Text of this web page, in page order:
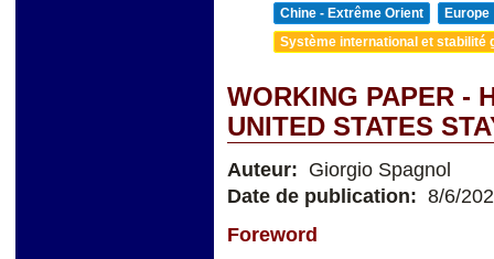
Chine - Extrême Orient
Europe
Système international et stabilité
WORKING PAPER -
UNITED STATES
Auteur: Giorgio Spagnol
Date de publication: 8/6/
Foreword